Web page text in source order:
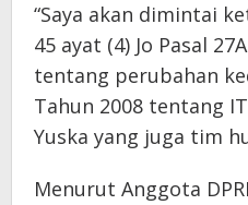
“Saya akan dimintai
45 ayat (4) Jo Pasal
tentang perubahan
Tahun 2008 tentang
Yuska yang juga tim
Menurut Anggota